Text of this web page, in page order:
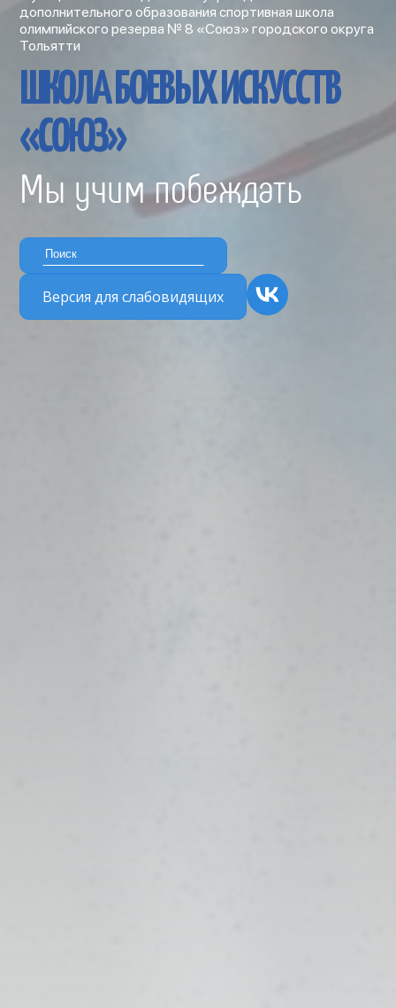
дополнительного образования спортивная школа
олимпийского резерва № 8 «Союз» городского округа
Тольятти
ШКОЛА БОЕВЫХ ИСКУССТВ
«СОЮЗ»
Мы учим побеждать
Версия для слабовидящих